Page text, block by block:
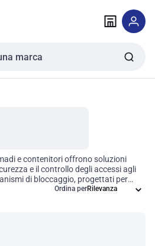
e contenitori offrono soluzioni
e il controllo degli accessi agli
di bloccaggio, progettati per
di sicurezza in contesti industriali e
Ordina per